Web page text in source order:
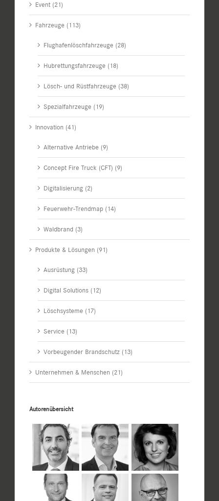
Event (21)
Fahrzeuge (113)
Flughafenlöschfahrzeuge (28)
Hubrettungsfahrzeuge (18)
Lösch- und Rüstfahrzeuge (38)
Spezialfahrzeuge (19)
Innovation (41)
Alternative Antriebe (9)
Concept Fire Truck (CFT) (9)
Digitalisierung (2)
Feuerwehr-Trendmap (14)
Waldbrand (3)
Produkte & Lösungen (91)
Ausrüstung (33)
Digital Solutions (12)
Löschsysteme (17)
Service (13)
Vorbeugender Brandschutz (13)
Unternehmen & Menschen (21)
Autorenübersicht